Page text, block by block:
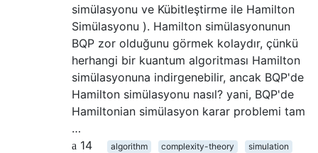
simülasyonu ve Kübitleştirme ile Hamilton
Simülasyonu ). Hamilton simülasyonunun
BQP zor olduğunu görmek kolaydır, çünkü
herhangi bir kuantum algoritması Hamilton
simülasyonuna indirgenebilir, ancak BQP'de
Hamilton simülasyonu nasıl? yani, BQP'de
Hamiltonian simülasyon karar problemi tam
…
14
algorithm complexity-theory
simulation